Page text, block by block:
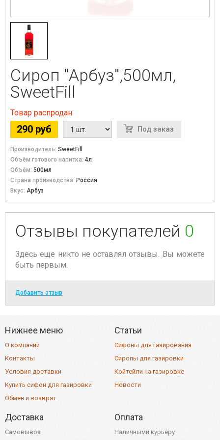
Сироп "Арбуз",500мл,
SweetFill
Товар распродан
290 руб Под заказ
Производитель: SweetFill
Объём готового напитка: 4л
Объём: 500мл
Страна производства: Россия
Вкус: Арбуз
Отзывы покупателей 0
Здесь еще никто не оставлял отзывы. Вы можете
быть первым.
Добавить отзыв
Нижнее меню
О компании
Контакты
Условия доставки
Купить сифон для газировки
Обмен и возврат
Статьи
Сифоны для газирования
Сиропы для газировки
Койтейли на газировке
Новости
Доставка
Самовывоз
Оплата
Наличными курьеру